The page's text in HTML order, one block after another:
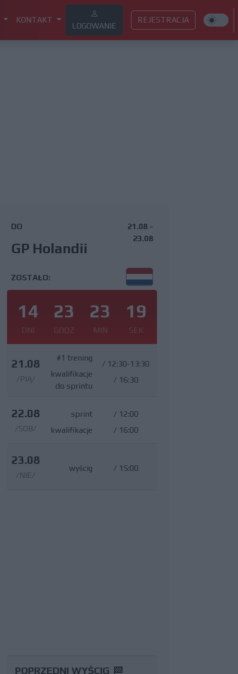
KONTAKT
LOGOWANIE
REJESTRACJA
DO
GP Holandii
21.08 -
23.08
ZOSTAŁO:
14
DNI
23
GODZ
23
MIN
17
SEK
21.08
/PIĄ/
#1 trening
kwalifikacje
do sprintu
/ 12:30-13:30
/ 16:30
22.08
/SOB/
sprint
kwalifikacje
/ 12:00
/ 16:00
23.08
/NIE/
wyścig / 15:00
POPRZEDNI WYŚCIG